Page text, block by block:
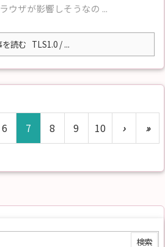
ウザが影響しそうなの ...
読む TLS1.0 / ...
6 7 8 9 10 › »